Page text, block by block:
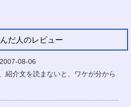
だ人のレビュー
08-06
紹介文を読まないと、ワケが分から